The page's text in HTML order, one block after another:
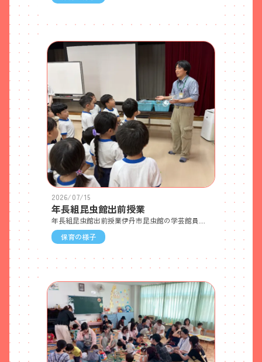
2026/07/15
年長組昆虫館出前授業
保育の様子